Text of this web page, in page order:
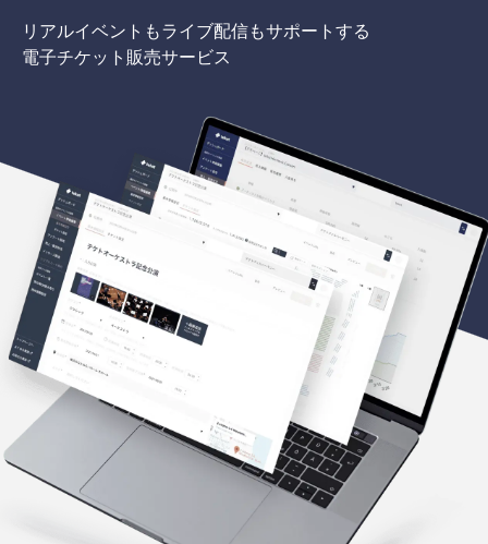
リアルイベントもライブ配信もサポートする
電子チケット販売サービス